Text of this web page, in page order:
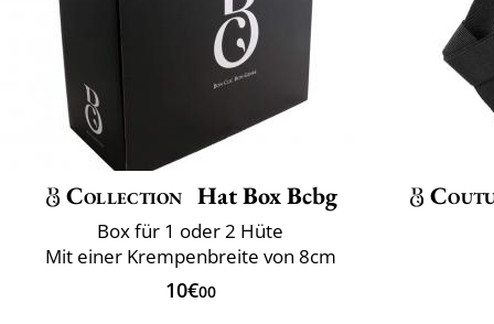
Collection Hat Box Bcbg
Box für 1 oder 2 Hüte
Mit einer Krempenbreite von 8cm
10€00